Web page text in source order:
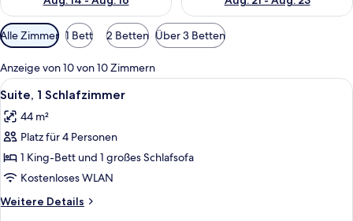
Verfügbare
Filter
für
Zimmer
Alle Zimmer 1 Bett 2 Betten Über 3 Betten
Anzeige von 10 von 10 Zimmern
Alle
Fotos
für
Suite,
1
Schlafzimmer
anzeigen
Zimmersafe, Schreibtisch,
8
Suite, 1 Schlafzimmer
44 m²
Platz für 4 Personen
1 King-Bett und 1 großes Schlafsofa
Kostenloses WLAN
Weitere Details
Weitere